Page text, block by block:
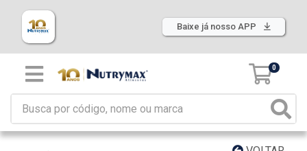
Baixe já nosso APP
0